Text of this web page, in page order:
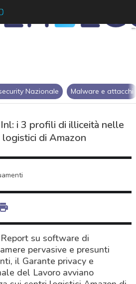
Nazionale Malware e attacchi
i 3 profili di illiceità nelle
di Amazon
su software di
pervasive e presunti
il Garante privacy e
del Lavoro avviano